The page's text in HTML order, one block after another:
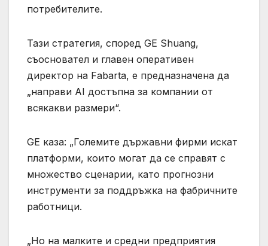
потребителите.
Тази стратегия, според GE Shuang,
съосновател и главен оперативен
директор на Fabarta, е предназначена да
„направи AI достъпна за компании от
всякакви размери“.
GE каза: „Големите държавни фирми искат
платформи, които могат да се справят с
множество сценарии, като прогнозни
инструменти за поддръжка на фабричните
работници.
„Но на малките и средни предприятия